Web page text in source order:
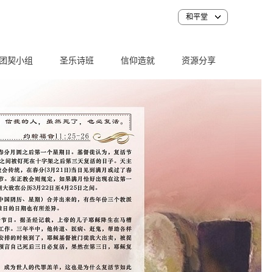
和平堂
团契小组 圣乐诗班 信仰造就 资源分享